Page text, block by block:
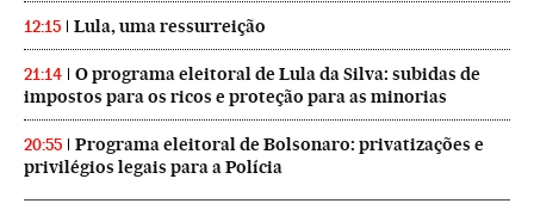
12:15 Lula, uma ressurreição
21:14
O programa eleitoral de Lula da Silva: subidas de
impostos para os ricos e proteção para as minorias
20:55
Programa eleitoral de Bolsonaro: privatizações e
privilégios legais para a Polícia